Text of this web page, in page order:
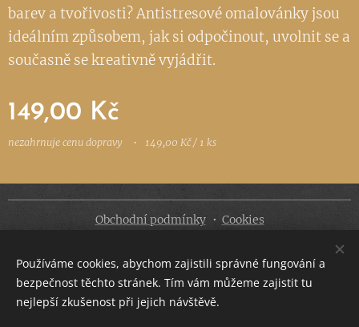
barev a tvořivosti? Antistresové omalovánky jsou
ideálním způsobem, jak si odpočinout, uvolnit se a
současně se kreativně vyjádřit.
149,00 Kč
nezahrnuje cenu dopravy 149,00 Kč / 1 ks
Obchodní podmínky Cookies
Čeština
Slovenčina
Měna
Používáme cookies, abychom zajistili správné fungování a
bezpečnost těchto stránek. Tím vám můžeme zajistit tu
nejlepší zkušenost při jejich návštěvě.